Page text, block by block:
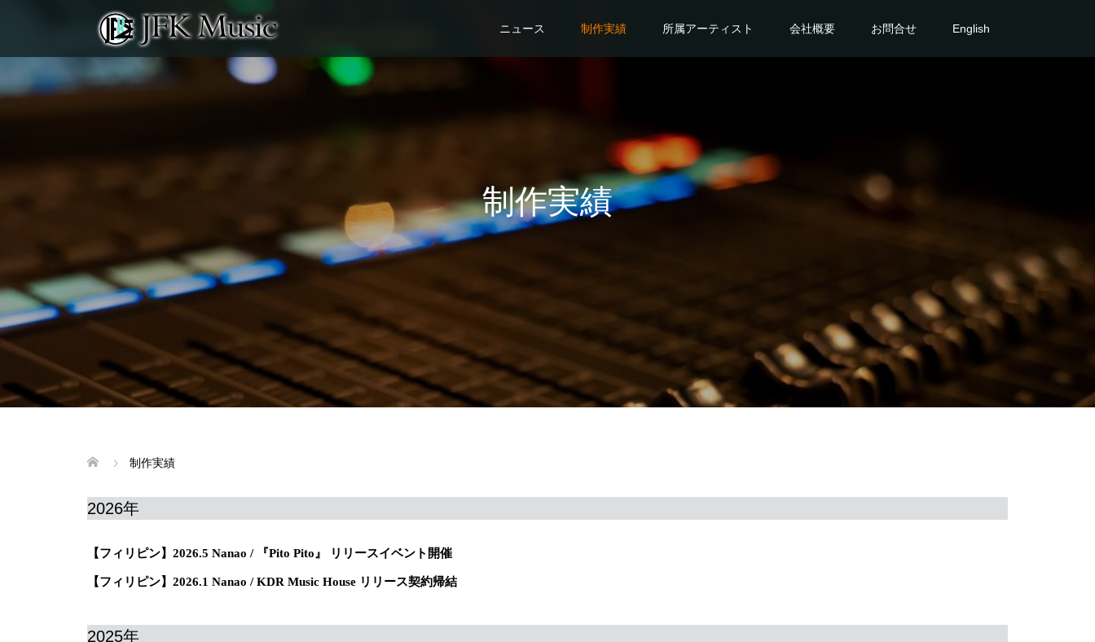
ニュース 制作実績 所属アーティスト 会社概要 お問合せ English
制作実績
制作実績
2026年
【フィリピン】2026.5 Nanao / 『Pito Pito』 リリースイベント開催
【フィリピン】2026.1 Nanao / KDR Music House リリース契約帰結
2025年